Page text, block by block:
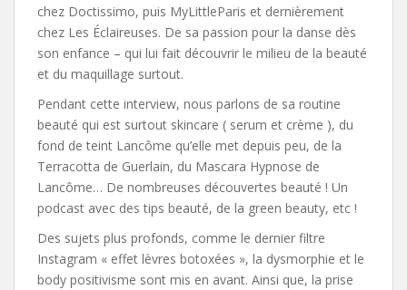
chez Doctissimo, puis MyLittleParis et dernièrement
chez Les Éclaireuses. De sa passion pour la danse dès
son enfance – qui lui fait découvrir le milieu de la beauté
et du maquillage surtout.
Pendant cette interview, nous parlons de sa routine
beauté qui est surtout skincare ( serum et crème ), du
fond de teint Lancôme qu’elle met depuis peu, de la
Terracotta de Guerlain, du Mascara Hypnose de
Lancôme… De nombreuses découvertes beauté ! Un
podcast avec des tips beauté, de la green beauty, etc !
Des sujets plus profonds, comme le dernier filtre
Instagram « effet lèvres botoxées », la dysmorphie et le
body positivisme sont mis en avant. Ainsi que, la prise